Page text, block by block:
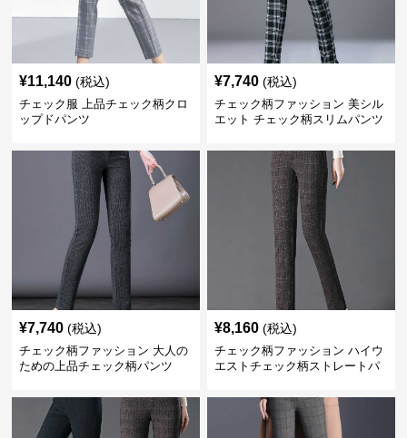
¥11,140 (税込)
チェック服 上品チェック柄クロ
ップドパンツ
¥7,740 (税込)
チェック柄ファッション 美シル
エット チェック柄スリムパンツ
¥7,740 (税込)
チェック柄ファッション 大人の
ための上品チェック柄パンツ
¥8,160 (税込)
チェック柄ファッション ハイウ
エストチェック柄ストレートパ